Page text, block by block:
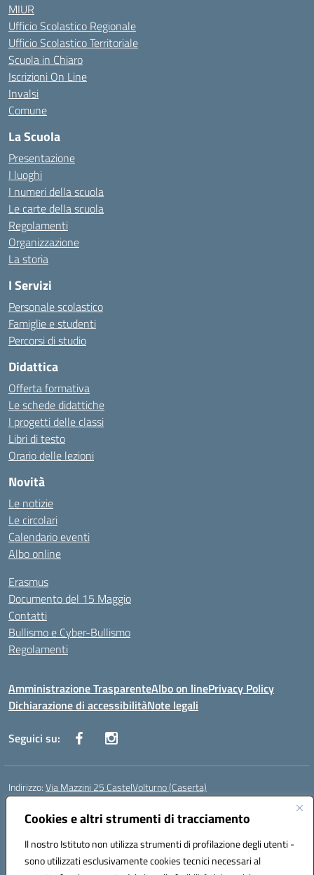
Cookies e altri strumenti di tracciamento
Il nostro Istituto non utilizza strumenti di profilazione degli utenti -
sono utilizzati esclusivamente cookies tecnici necessari al
MIUR
Ufficio Scolastico Regionale
Ufficio Scolastico Territoriale
Scuola in Chiaro
Iscrizioni On Line
Invalsi
Comune
La Scuola
Presentazione
I luoghi
I numeri della scuola
Le carte della scuola
Regolamenti
Organizzazione
La storia
I Servizi
Personale scolastico
Famiglie e studenti
Percorsi di studio
Didattica
Offerta formativa
Le schede didattiche
I progetti delle classi
Libri di testo
Orario delle lezioni
Novità
Le notizie
Le circolari
Calendario eventi
Albo online
Erasmus
Documento del 15 Maggio
Contatti
Bullismo e Cyber-Bullismo
Regolamenti
Amministrazione TrasparenteAlbo on linePrivacy Policy
Dichiarazione di accessibilitàNote legali
Seguici su:
Indirizzo:Via Mazzini 25 CastelVolturno (Caserta)
Centralino:
Posta elettronica certificata (PEC):ceis014005@pec.istruzione.it
Codice fiscale: 93063510619
Codice meccanografico:CEIS014005
Codice Indice delle Pubbliche Amministrazioni (IPA): istsc_ceis014005